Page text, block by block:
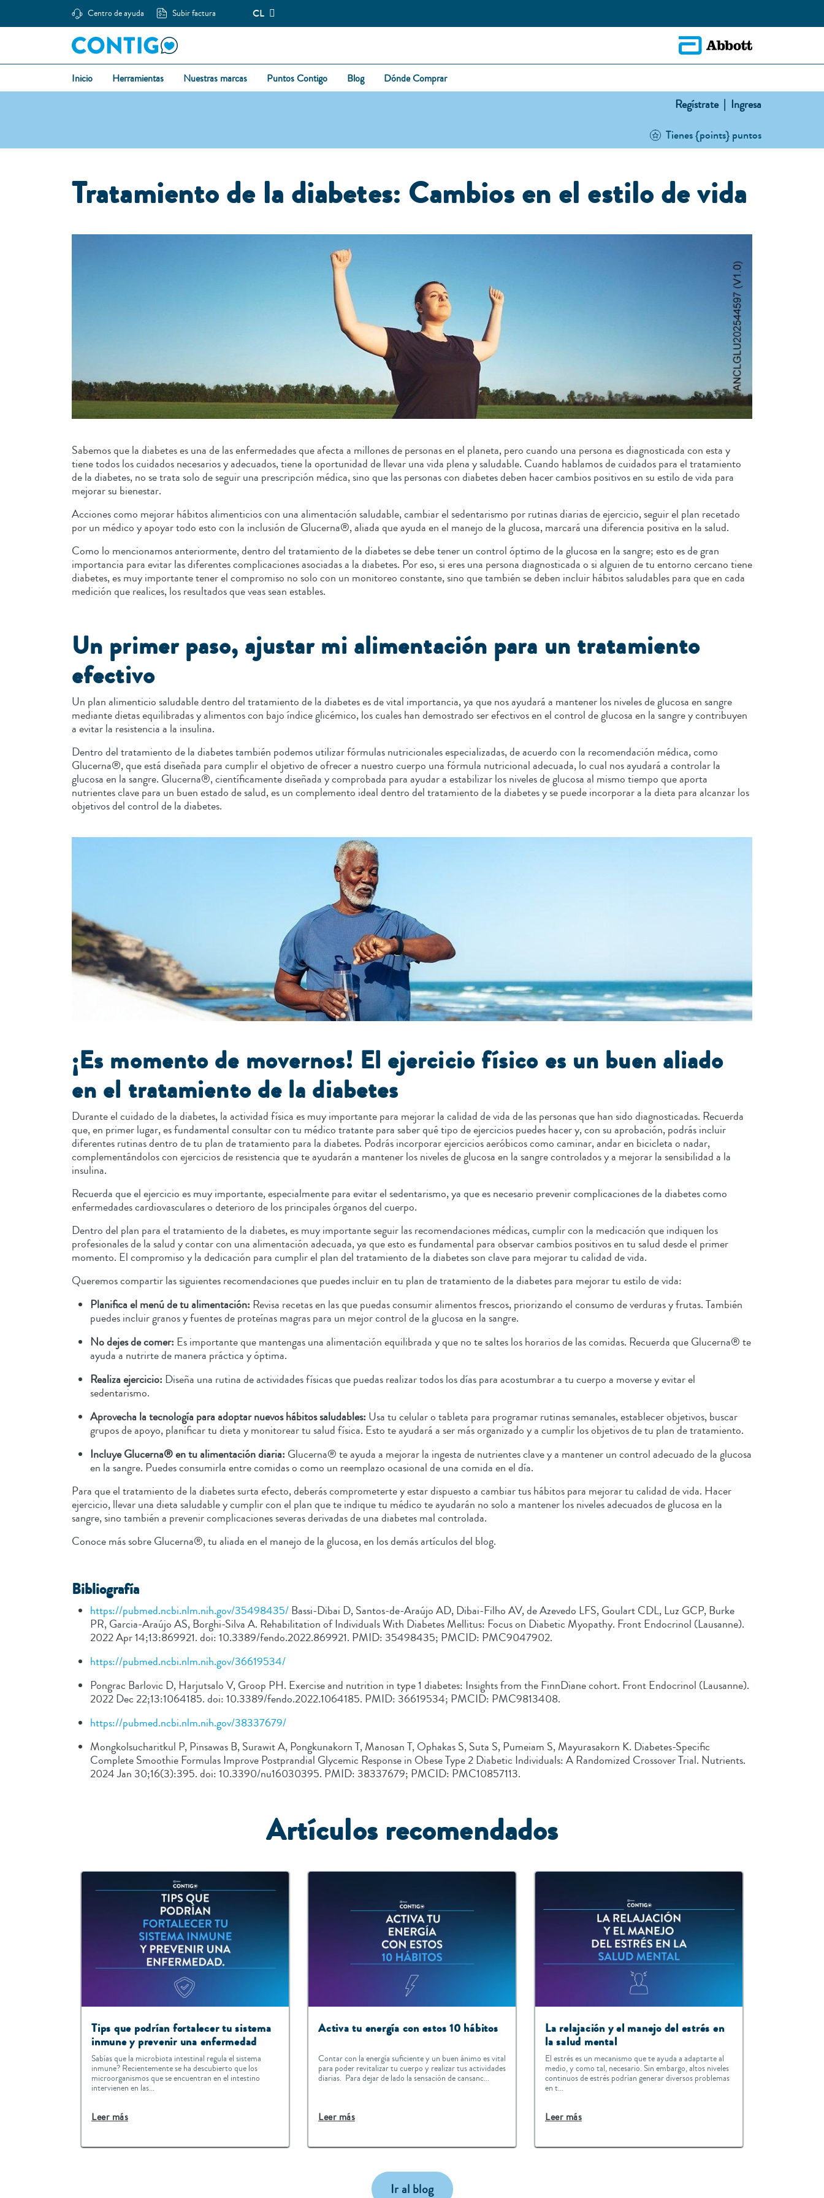
Centro de ayuda Subir factura CL
Inicio Herramientas Nuestras marcas Puntos Contigo Blog Dónde Comprar
Regístrate | Ingresa
Tienes {points} puntos
Tratamiento de la diabetes: Cambios en el estilo de vida
Sabemos que la diabetes es una de las enfermedades que afecta a millones de personas en el planeta, pero cuando una persona es diagnosticada con esta y
tiene todos los cuidados necesarios y adecuados, tiene la oportunidad de llevar una vida plena y saludable. Cuando hablamos de cuidados para el tratamiento
de la diabetes, no se trata solo de seguir una prescripción médica, sino que las personas con diabetes deben hacer cambios positivos en su estilo de vida para
mejorar su bienestar.
Acciones como mejorar hábitos alimenticios con una alimentación saludable, cambiar el sedentarismo por rutinas diarias de ejercicio, seguir el plan recetado
por un médico y apoyar todo esto con la inclusión de Glucerna®, aliada que ayuda en el manejo de la glucosa, marcará una diferencia positiva en la salud.
Como lo mencionamos anteriormente, dentro del tratamiento de la diabetes se debe tener un control óptimo de la glucosa en la sangre; esto es de gran
importancia para evitar las diferentes complicaciones asociadas a la diabetes. Por eso, si eres una persona diagnosticada o si alguien de tu entorno cercano tiene
diabetes, es muy importante tener el compromiso no solo con un monitoreo constante, sino que también se deben incluir hábitos saludables para que en cada
medición que realices, los resultados que veas sean estables.
Un primer paso, ajustar mi alimentación para un tratamiento
efectivo
Un plan alimenticio saludable dentro del tratamiento de la diabetes es de vital importancia, ya que nos ayudará a mantener los niveles de glucosa en sangre
mediante dietas equilibradas y alimentos con bajo índice glicémico, los cuales han demostrado ser efectivos en el control de glucosa en la sangre y contribuyen
a evitar la resistencia a la insulina.
Dentro del tratamiento de la diabetes también podemos utilizar fórmulas nutricionales especializadas, de acuerdo con la recomendación médica, como
Glucerna®, que está diseñada para cumplir el objetivo de ofrecer a nuestro cuerpo una fórmula nutricional adecuada, lo cual nos ayudará a controlar la
glucosa en la sangre. Glucerna®, científicamente diseñada y comprobada para ayudar a estabilizar los niveles de glucosa al mismo tiempo que aporta
nutrientes clave para un buen estado de salud, es un complemento ideal dentro del tratamiento de la diabetes y se puede incorporar a la dieta para alcanzar los
objetivos del control de la diabetes.
¡Es momento de movernos! El ejercicio físico es un buen aliado
en el tratamiento de la diabetes
Durante el cuidado de la diabetes, la actividad física es muy importante para mejorar la calidad de vida de las personas que han sido diagnosticadas. Recuerda
que, en primer lugar, es fundamental consultar con tu médico tratante para saber qué tipo de ejercicios puedes hacer y, con su aprobación, podrás incluir
diferentes rutinas dentro de tu plan de tratamiento para la diabetes. Podrás incorporar ejercicios aeróbicos como caminar, andar en bicicleta o nadar,
complementándolos con ejercicios de resistencia que te ayudarán a mantener los niveles de glucosa en la sangre controlados y a mejorar la sensibilidad a la
insulina.
Recuerda que el ejercicio es muy importante, especialmente para evitar el sedentarismo, ya que es necesario prevenir complicaciones de la diabetes como
enfermedades cardiovasculares o deterioro de los principales órganos del cuerpo.
Dentro del plan para el tratamiento de la diabetes, es muy importante seguir las recomendaciones médicas, cumplir con la medicación que indiquen los
profesionales de la salud y contar con una alimentación adecuada, ya que esto es fundamental para observar cambios positivos en tu salud desde el primer
momento. El compromiso y la dedicación para cumplir el plan del tratamiento de la diabetes son clave para mejorar tu calidad de vida.
Queremos compartir las siguientes recomendaciones que puedes incluir en tu plan de tratamiento de la diabetes para mejorar tu estilo de vida:
Planifica el menú de tu alimentación: Revisa recetas en las que puedas consumir alimentos frescos, priorizando el consumo de verduras y frutas. También
puedes incluir granos y fuentes de proteínas magras para un mejor control de la glucosa en la sangre.
No dejes de comer: Es importante que mantengas una alimentación equilibrada y que no te saltes los horarios de las comidas. Recuerda que Glucerna® te
ayuda a nutrirte de manera práctica y óptima.
Realiza ejercicio: Diseña una rutina de actividades físicas que puedas realizar todos los días para acostumbrar a tu cuerpo a moverse y evitar el
sedentarismo.
Aprovecha la tecnología para adoptar nuevos hábitos saludables: Usa tu celular o tableta para programar rutinas semanales, establecer objetivos, buscar
grupos de apoyo, planificar tu dieta y monitorear tu salud física. Esto te ayudará a ser más organizado y a cumplir los objetivos de tu plan de tratamiento.
Incluye Glucerna® en tu alimentación diaria: Glucerna® te ayuda a mejorar la ingesta de nutrientes clave y a mantener un control adecuado de la glucosa
en la sangre. Puedes consumirla entre comidas o como un reemplazo ocasional de una comida en el día.
Para que el tratamiento de la diabetes surta efecto, deberás comprometerte y estar dispuesto a cambiar tus hábitos para mejorar tu calidad de vida. Hacer
ejercicio, llevar una dieta saludable y cumplir con el plan que te indique tu médico te ayudarán no solo a mantener los niveles adecuados de glucosa en la
sangre, sino también a prevenir complicaciones severas derivadas de una diabetes mal controlada.
Conoce más sobre Glucerna®, tu aliada en el manejo de la glucosa, en los demás artículos del blog.
Bibliografía
https://pubmed.ncbi.nlm.nih.gov/35498435/Bassi-Dibai D, Santos-de-Araújo AD, Dibai-Filho AV, de Azevedo LFS, Goulart CDL, Luz GCP, Burke
PR, Garcia-Araújo AS, Borghi-Silva A. Rehabilitation of Individuals With Diabetes Mellitus: Focus on Diabetic Myopathy. Front Endocrinol (Lausanne).
2022 Apr 14;13:869921. doi: 10.3389/fendo.2022.869921. PMID: 35498435; PMCID: PMC9047902.
https://pubmed.ncbi.nlm.nih.gov/36619534/
Pongrac Barlovic D, Harjutsalo V, Groop PH. Exercise and nutrition in type 1 diabetes: Insights from the FinnDiane cohort. Front Endocrinol (Lausanne).
2022 Dec 22;13:1064185. doi: 10.3389/fendo.2022.1064185. PMID: 36619534; PMCID: PMC9813408.
https://pubmed.ncbi.nlm.nih.gov/38337679/
Mongkolsucharitkul P, Pinsawas B, Surawit A, Pongkunakorn T, Manosan T, Ophakas S, Suta S, Pumeiam S, Mayurasakorn K. Diabetes-Specific
Complete Smoothie Formulas Improve Postprandial Glycemic Response in Obese Type 2 Diabetic Individuals: A Randomized Crossover Trial. Nutrients.
2024 Jan 30;16(3):395. doi: 10.3390/nu16030395. PMID: 38337679; PMCID: PMC10857113.
Artículos recomendados
Tips que podrían fortalecer tu sistema
inmune y prevenir una enfermedad
Sabías que la microbiota intestinal regula el sistema
inmune? Recientemente se ha descubierto que los
microorganismos que se encuentran en el intestino
intervienen en las...
Leer más
Activa tu energía con estos 10 hábitos
Contar con la energía suficiente y un buen ánimo es vital
para poder revitalizar tu cuerpo y realizar tus actividades
diarias. Para dejar de lado la sensación de cansanc...
Leer más
La relajación y el manejo del estrés en
la salud mental
El estrés es un mecanismo que te ayuda a adaptarte al
medio, y como tal, necesario. Sin embargo, altos niveles
continuos de estrés podrían generar diversos problemas
en t...
Leer más
Ir al blog